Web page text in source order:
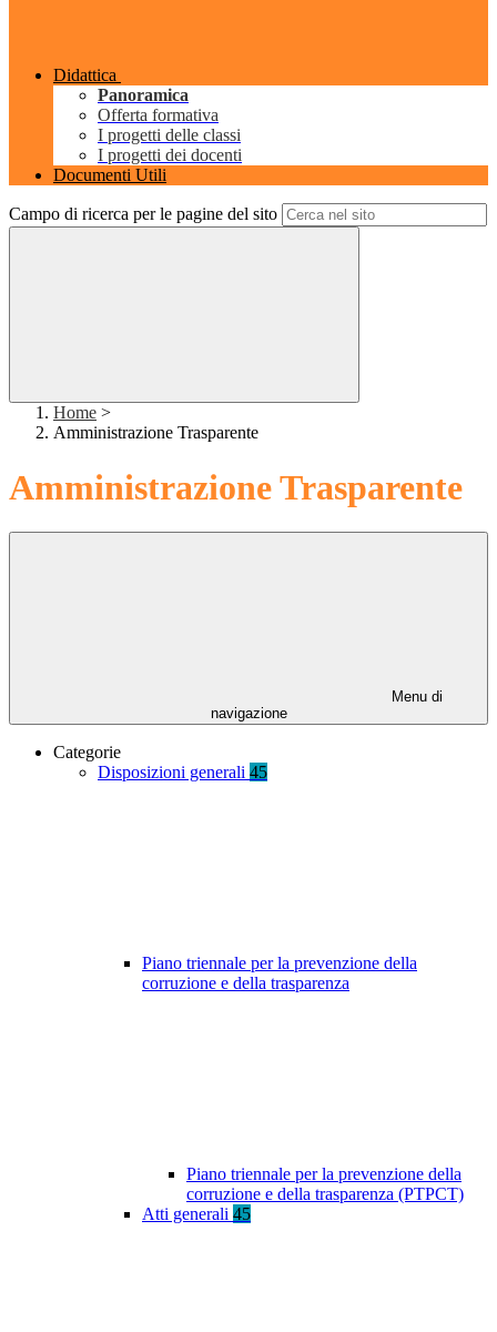
Didattica
Panoramica
Offerta formativa
I progetti delle classi
I progetti dei docenti
Documenti Utili
Campo di ricerca per le pagine del sito
Home >
Amministrazione Trasparente
Amministrazione Trasparente
Menu di
navigazione
Categorie
Disposizioni generali 45
Piano triennale per la prevenzione della
corruzione e della trasparenza
Piano triennale per la prevenzione della
corruzione e della trasparenza (PTPCT)
Atti generali 45